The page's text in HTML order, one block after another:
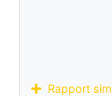
Rapport